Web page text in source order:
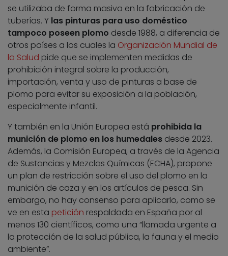
se utilizaba de forma masiva en la fabricación de
tuberías. Y las pinturas para uso doméstico
tampoco poseen plomo desde 1988, a diferencia de
otros países a los cuales la Organización Mundial de
la Salud pide que se implementen medidas de
prohibición integral sobre la producción,
importación, venta y uso de pinturas a base de
plomo para evitar su exposición a la población,
especialmente infantil.
Y también en la Unión Europea está prohibida la
munición de plomo en los humedales desde 2023.
Además, la Comisión Europea, a través de la Agencia
de Sustancias y Mezclas Químicas (ECHA), propone
un plan de restricción sobre el uso del plomo en la
munición de caza y en los artículos de pesca. Sin
embargo, no hay consenso para aplicarlo, como se
ve en esta petición respaldada en España por al
menos 130 científicos, como una “llamada urgente a
la protección de la salud pública, la fauna y el medio
ambiente”.